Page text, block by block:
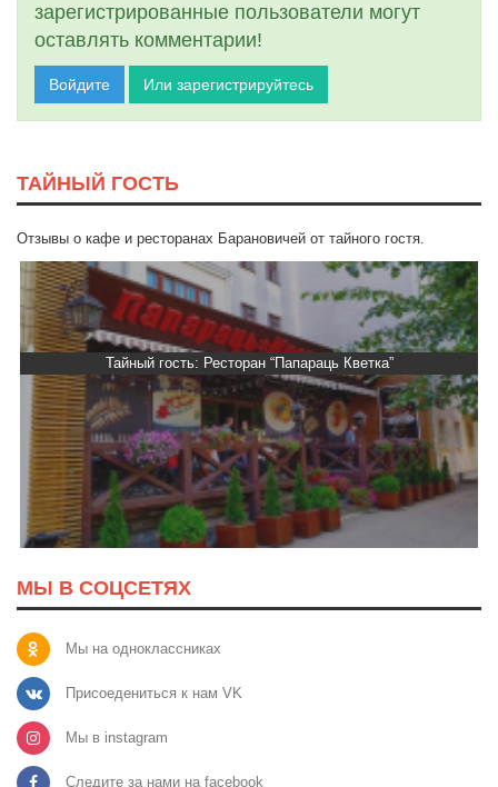
зарегистрированные пользователи могут
оставлять комментарии!
Войдите Или зарегистрируйтесь
ТАЙНЫЙ ГОСТЬ
Отзывы о кафе и ресторанах Барановичей от тайного гостя.
Тайный гость: Ресторан “Папараць Кветка”
МЫ В СОЦСЕТЯХ
Мы на одноклассниках
Присоедениться к нам VK
Мы в instagram
Следите за нами на facebook